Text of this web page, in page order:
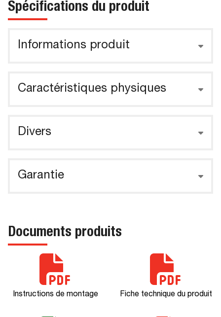
Spécifications du produit
Informations produit
Caractéristiques physiques
Divers
Garantie
Documents produits
Instructions de montage Fiche technique du produit